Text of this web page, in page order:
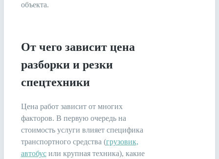
объекта.
От чего зависит цена
разборки и резки
спецтехники
Цена работ зависит от многих
факторов. В первую очередь на
стоимость услуги влияет специфика
транспортного средства (грузовик,
автобусили крупная техника), какие